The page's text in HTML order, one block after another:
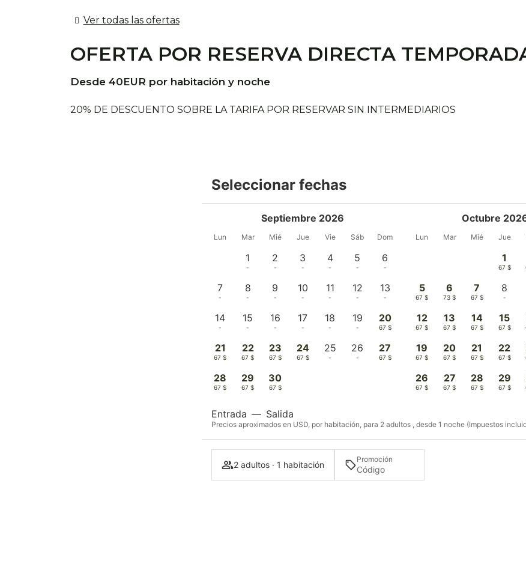
Ver todas las ofertas
OFERTA POR RESERVA DIRECTA
Desde 40EUR por habitación y noche
20% DE DESCUENTO SOBRE LA TARIFA POR RESERVAR SIN INTERMEDIARIOS
Seleccionar fechas
Septiembre 2026
Lun Mar Mié Jue Vie Sáb Dom
1
-
2
-
3
-
4
-
5
-
6
-
7
-
8
-
9
-
10
-
11
-
12
-
13
-
14
-
15
-
16
-
17
-
18
-
19
-
20
67 $
21
67 $
22
67 $
23
67 $
24
67 $
25
-
26
-
27
67 $
28
67 $
29
67 $
30
67 $
Octubre
Lun Mar Mié Jue
1
67 $
5
67 $
6
73 $
7
67 $
8
-
12
67 $
13
67 $
14
67 $
15
67 $
19
67 $
20
67 $
21
67 $
22
67 $
26
67 $
27
67 $
28
67 $
29
67 $
Entrada — Salida
Precios aproximados en USD, por habitación, para 2 adultos , desde 1 noche (Impuestos
2 adultos · 1 habitación Promoción